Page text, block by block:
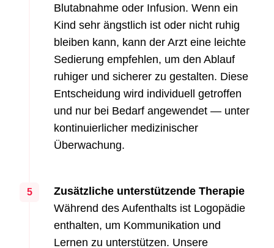
Blutabnahme oder Infusion. Wenn ein
Kind sehr ängstlich ist oder nicht ruhig
bleiben kann, kann der Arzt eine leichte
Sedierung empfehlen, um den Ablauf
ruhiger und sicherer zu gestalten. Diese
Entscheidung wird individuell getroffen
und nur bei Bedarf angewendet — unter
kontinuierlicher medizinischer
Überwachung.
5
Zusätzliche unterstützende Therapie
Während des Aufenthalts ist Logopädie
enthalten, um Kommunikation und
Lernen zu unterstützen. Unsere